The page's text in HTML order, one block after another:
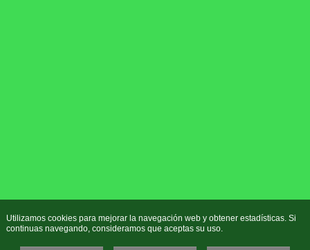
Utilizamos cookies para mejorar la navegación web y obtener estadísticas. Si
continuas navegando, consideramos que aceptas su uso.